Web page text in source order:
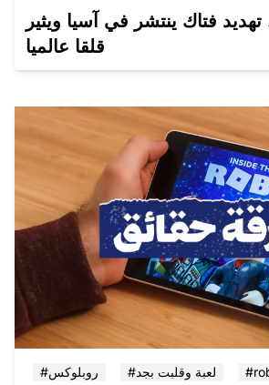
فتاك ينتشر في آسيا ويثير
قلقا عالميا
#روبلوكس #لعبة وقلبت بجد